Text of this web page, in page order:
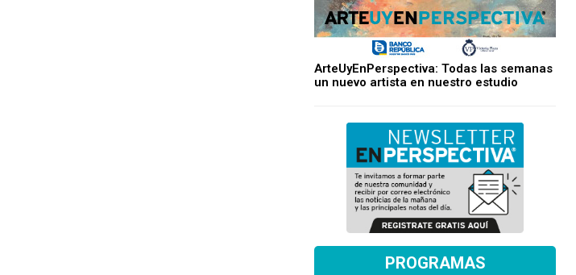
ArteUyEnPerspectiva: Todas las semanas
un nuevo artista en nuestro estudio
PROGRAMAS